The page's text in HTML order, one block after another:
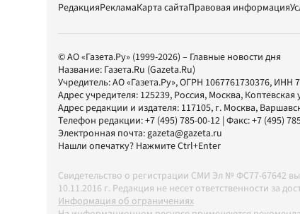
РедакцияРекламаКарта сайтаПравовая информация
© АО «Газета.Ру» (1999-2026) – Главные новости дня
Название: Газета.Ru (Gazeta.Ru)
Учредитель:АО «Газета.Ру», ОГРН 1067761730376, ИНН
Адрес учредителя: 125239, Россия, Москва,
Адрес редакции и издателя: 117105, г. Москва,
Телефон редакции:+7 (495) 785-00-12 | Факс:+7 (495)
Электронная почта:gazeta@gazeta.ru
Нашли опечатку? Нажмите Ctrl+Enter
Свидетельство о регистрации СМИ Эл № ФС77-67642
10.11.2016 г. Редакция не несет ответственности
Информация об ограничениях